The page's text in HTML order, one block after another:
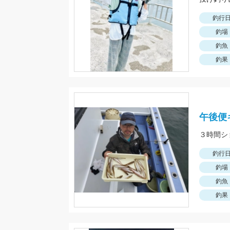
釣行
釣場
釣魚
釣果
午後便
釣行
釣場
釣魚
釣果